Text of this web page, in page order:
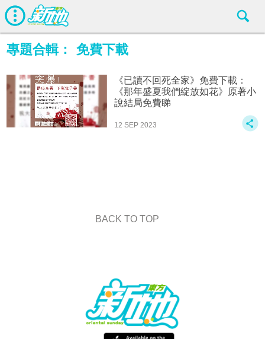
專題合輯： 免費下載
《已讀不回死全家》免費下載：
《那年盛夏我們綻放如花》原著小
說結局免費睇
12 SEP 2023
BACK TO TOP